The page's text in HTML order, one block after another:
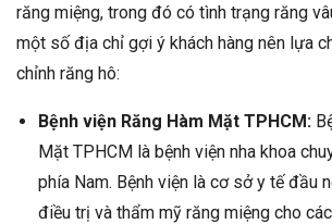
răng miệng, trong đó có tình trạng răng
một số địa chỉ gợi ý khách hàng nên lựa
chỉnh răng hô:
Bệnh viện Răng Hàm Mặt TPHCM:
Mặt TPHCM là bệnh viện nha khoa
phía Nam. Bệnh viện là cơ sở y tế đầu
điều trị và thẩm mỹ răng miệng cho